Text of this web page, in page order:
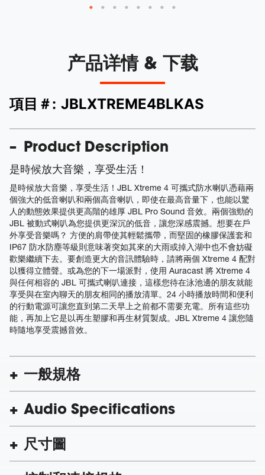
产品详情 & 下载
項目＃: JBLXTREME4BLKAS
Product Description
是時候放大音樂，享受生活！
是時候放大音樂，享受生活！JBL Xtreme 4 可攜式防水喇叭憑藉兩
個強大的低音喇叭和兩個高音喇叭，即使在最高音量下，也能以驚
人的動態效果提供更高階的雄厚 JBL Pro Sound 音效。兩個強勁的
JBL 被動式喇叭為您提供更深沉的低音，讓您深感震撼。想要在戶
外享受音樂嗎？ 方便的肩帶使其輕鬆攜帶，而堅固的橡膠保護套和
IP67 防水防塵等級則意味著突如其來的大雨或掉入湖中也不會妨礙
歡樂繼續下去。要創造更大的音訊體驗時，請將兩個 Xtreme 4 配對
以獲得立體聲。或為您的下一場派對，使用 Auracast 將 Xtreme 4
與任何相容的 JBL 可攜式喇叭連接，這樣您待在泳池邊的朋友就能
享受與在室內聊天的朋友相同的播放清單。24 小時播放時間和便利
的行動電源可讓您直到第二天早上之前都不需要充電。所有這些功
能，再加上它是以再生塑膠和再生材質製成。JBL Xtreme 4 讓您隨
時隨地享受震撼音效。
一般規格
Audio Specifications
尺寸圖